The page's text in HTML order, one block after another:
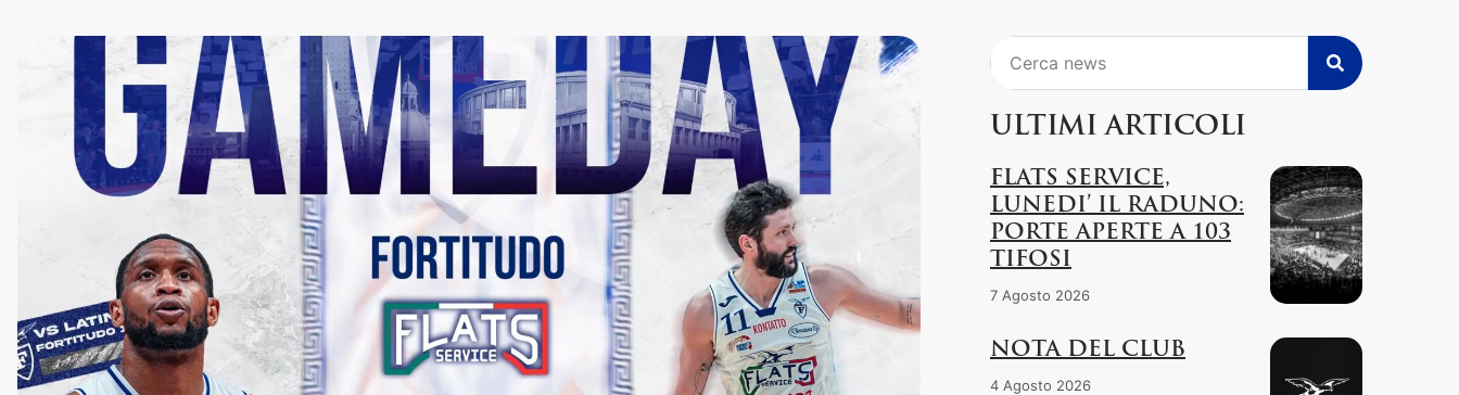
ULTIMI ARTICOLI
FLATS SERVICE,
LUNEDI’ IL RADUNO:
PORTE APERTE A 103
TIFOSI
7 Agosto 2026
NOTA DEL CLUB
4 Agosto 2026